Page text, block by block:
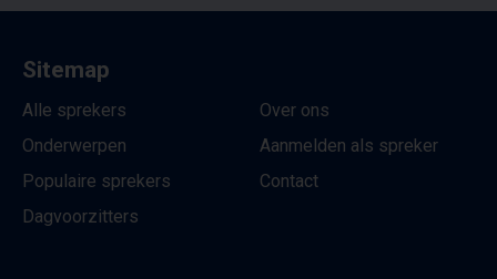
Sitemap
Alle sprekers
Onderwerpen
Populaire sprekers
Dagvoorzitters
Over ons
Aanmelden als spreker
Contact